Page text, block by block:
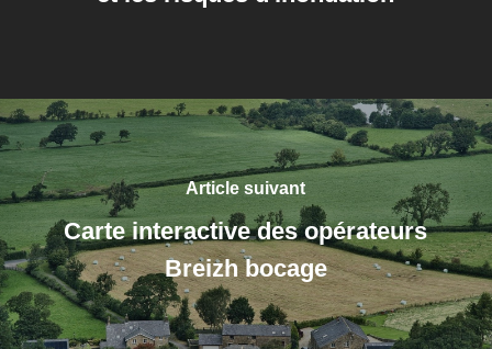
Article suivant
Carte interactive des opérateurs
Breizh bocage